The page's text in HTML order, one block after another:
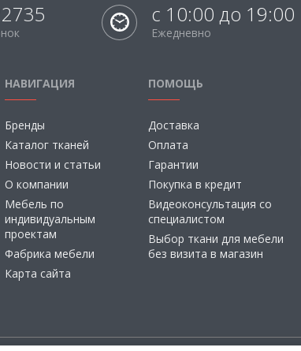
с 10:00 до 19:00
Ежедневно
НАВИГАЦИЯ
Бренды
Каталог тканей
Новости и статьи
О компании
Мебель по
индивидуальным
проектам
Фабрика мебели
Карта сайта
ПОМОЩЬ
Доставка
Оплата
Гарантии
Покупка в кредит
Видеоконсультация со
специалистом
Выбор ткани для мебели
без визита в магазин